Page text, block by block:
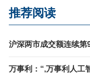
推荐阅读
沪深两市成交额连续
万事利：“,万事利人工